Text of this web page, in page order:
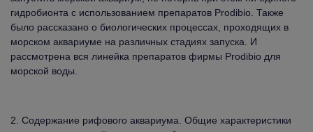
гидробионта с использованием препаратов Prodibio. Также
было рассказано о биологических процессах, проходящих в
морском аквариуме на различных стадиях запуска. И
рассмотрена вся линейка препаратов фирмы Prodibio для
морской воды.
2. Содержание рифового аквариума. Общие характеристики